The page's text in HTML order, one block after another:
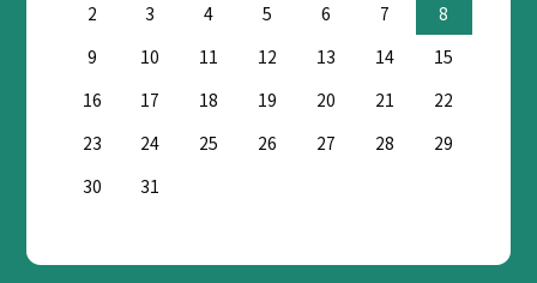
2
3 4 5 6 7
8
9
10 11 12 13 14
15
16
17 18 19 20 21
22
23
24 25 26 27 28
29
30
31